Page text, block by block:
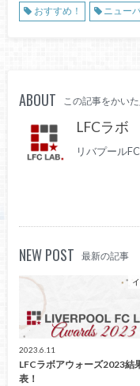
おすすめ！
ニュー
ABOUT この記事をかいた
LFCラボ
リバプール
NEW POST 最新の記事
2023.6.11
LFCラボアウォーズ2023結
表！